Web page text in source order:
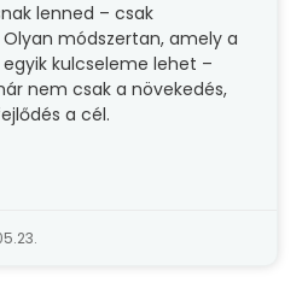
lenned – csak
módszertan, amely a
egyik kulcseleme lehet –
nem csak a növekedés,
a cél.